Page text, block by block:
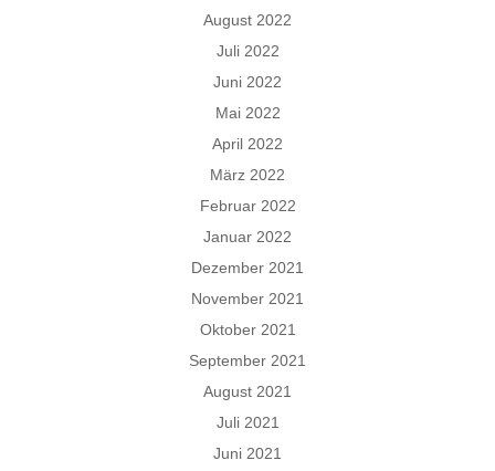
August 2022
Juli 2022
Juni 2022
Mai 2022
April 2022
März 2022
Februar 2022
Januar 2022
Dezember 2021
November 2021
Oktober 2021
September 2021
August 2021
Juli 2021
Juni 2021